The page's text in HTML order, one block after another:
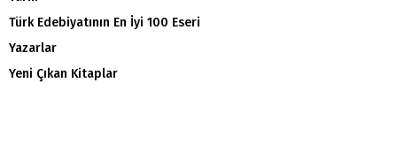
Türk Edebiyatının En İyi 100 Eseri
Yazarlar
Yeni Çıkan Kitaplar